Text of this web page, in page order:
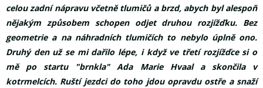
celou zadní nápravu včetně tlumičů a brzd, abych byl alespoň
nějakým způsobem schopen odjet druhou rozjížďku. Bez
geometrie a na náhradních tlumičích to nebylo úplně ono.
Druhý den už se mi dařilo lépe, i když ve třetí rozjížďce si o
mě po startu "brnkla" Ada Marie Hvaal a skončila v
kotrmelcích. Ruští jezdci do toho jdou opravdu ostře a snaží